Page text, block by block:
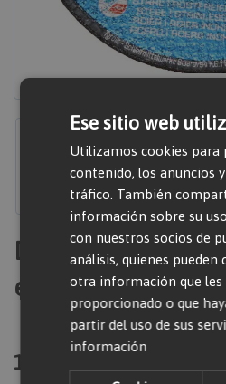
Disco 3mm
eléctrica metal
188,60 €
Ese sitio web
Utilizamos cookies para
contenido, los anuncios
tráfico. También
información sobre su
con nuestros socios de
análisis, quienes pueden
otra información que les
proporcionado o que
partir del uso de sus
información